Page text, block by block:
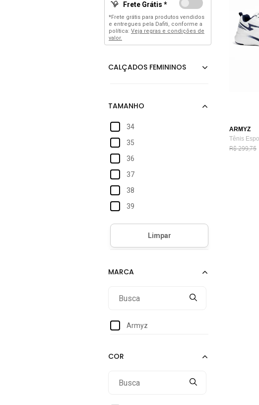
Frete Grátis *
*Frete grátis para produtos vendidos
e entregues pela Dafiti, conforme a
política: Veja regras e condições de
valor.
34
35
36
37
38
39
40
43
Armyz
ARMYZ
R$ 299,75